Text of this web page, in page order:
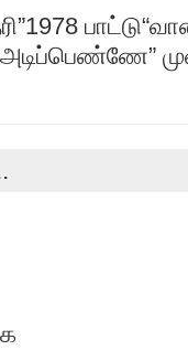
”அடிப்பெண்ணே”